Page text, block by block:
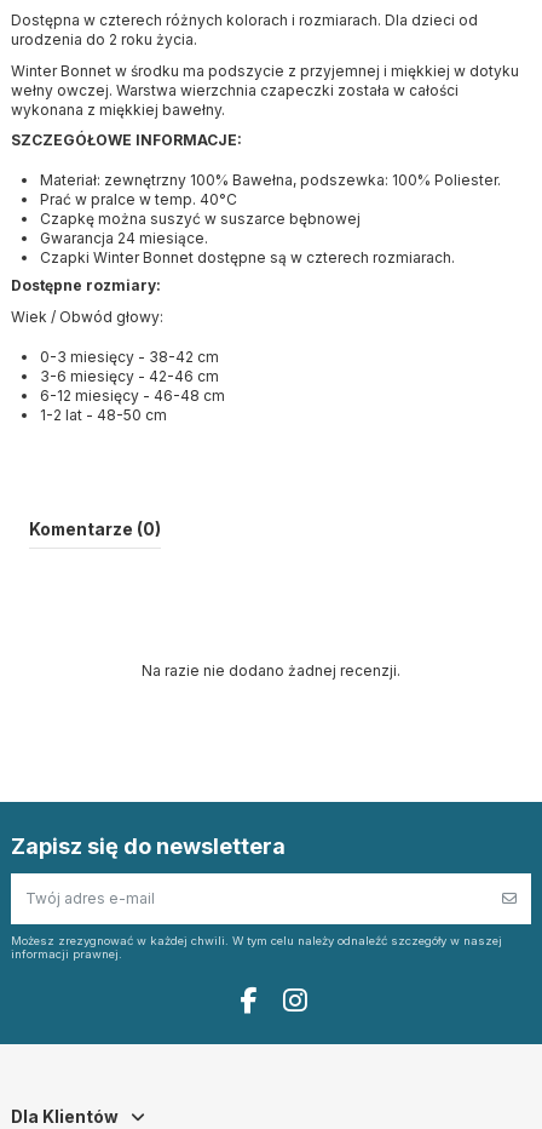
Dostępna w czterech różnych kolorach i rozmiarach. Dla dzieci od
urodzenia do 2 roku życia.
Winter Bonnet w środku ma podszycie z przyjemnej i miękkiej w dotyku
wełny owczej. Warstwa wierzchnia czapeczki została w całości
wykonana z miękkiej bawełny.
SZCZEGÓŁOWE INFORMACJE:
Materiał: zewnętrzny 100% Bawełna, podszewka: 100% Poliester.
Prać w pralce w temp. 40°C
Czapkę można suszyć w suszarce bębnowej
Gwarancja 24 miesiące.
Czapki Winter Bonnet dostępne są w czterech rozmiarach.
Dostępne rozmiary:
Wiek / Obwód głowy:
0-3 miesięcy - 38-42 cm
3-6 miesięcy - 42-46 cm
6-12 miesięcy - 46-48 cm
1-2 lat - 48-50 cm
Komentarze (0)
Na razie nie dodano żadnej recenzji.
Zapisz się do newslettera
Możesz zrezygnować w każdej chwili. W tym celu należy odnaleźć szczegóły w naszej
informacji prawnej.
Dla Klientów